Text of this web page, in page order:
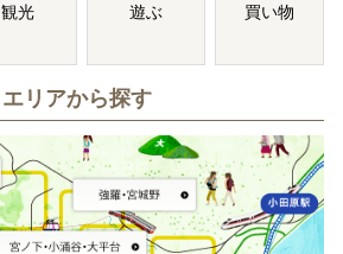
観光 遊ぶ 買い物
エリアから探す